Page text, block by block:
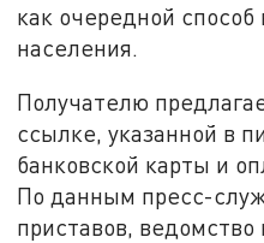
как очередной
населения.
Получателю
ссылке, указанной в
банковской карты и
По данным пресс-
приставов,